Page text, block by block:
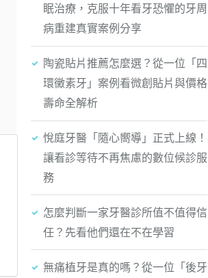
眠治療，克服十年看牙恐懼的牙周
病重建真實案例分享
陶瓷貼片推薦怎麼選？從一位「四
環黴素牙」案例看微創貼片與價格
壽命全解析
悅庭牙醫「隨心嚮導」正式上線！
讓看診等待不再焦慮的數位候診服
務
怎麼判斷一家牙醫診所值不值得信
任？先看他們還在不在學習
無痛植牙是真的嗎？從一位「後牙